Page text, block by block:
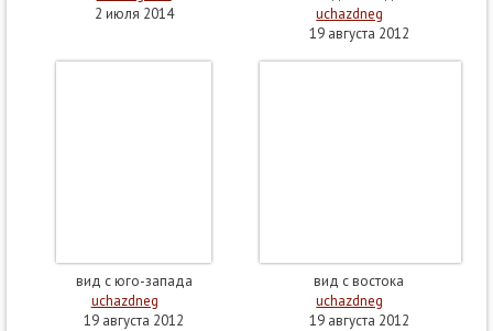
2 июля 2014
uchazdneg
19 августа 2012
вид с юго-запада
uchazdneg
19 августа 2012
вид с востока
uchazdneg
19 августа 2012